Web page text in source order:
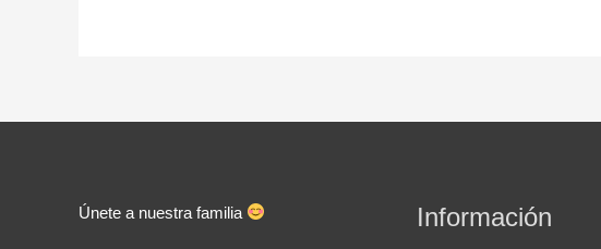
Únete a nuestra familia Información